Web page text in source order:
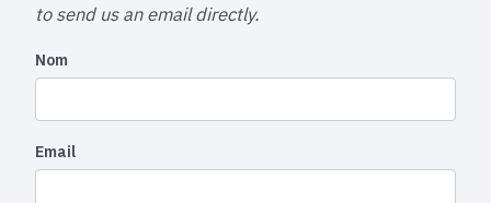
to send us an email directly.
Nom
Email